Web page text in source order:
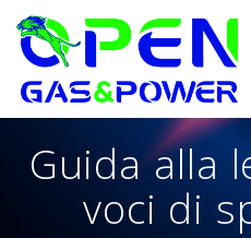
Guida alla
voci di